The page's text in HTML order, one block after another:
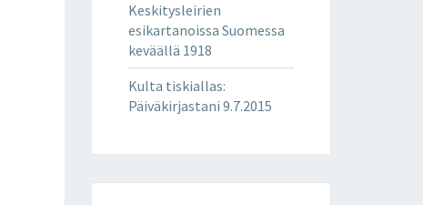
Keskitysleirien
esikartanoissa Suomessa
keväällä 1918
Kulta tiskiallas:
Päiväkirjastani 9.7.2015